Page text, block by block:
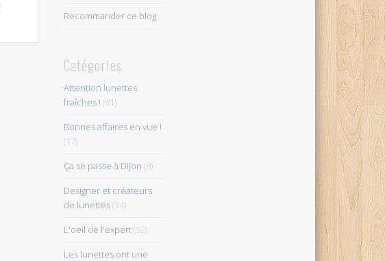
Recommander ce blog
Catégories
Attention lunettes
fraîches ! (81)
Bonnes affaires en vue !
(17)
Ça se passe à Dijon (8)
Designer et créateurs
de lunettes(34)
L'oeil de l'expert(52)
Les lunettes ont une